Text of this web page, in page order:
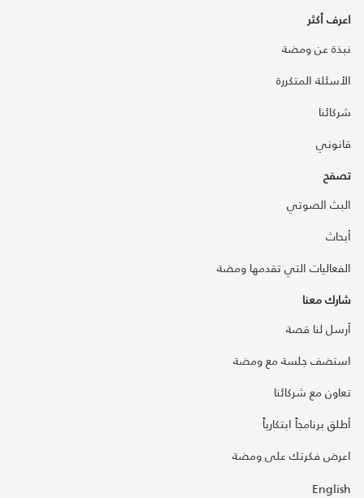
اعرف أكثر
نبذة عن ومضة
الأسئلة المتكررة
شركائنا
قانوني
تصفح
البث الصوتي
أبحاث
الفعاليات التي تقدمها ومضة
شارك معنا
أرسل لنا قصة
استضف جلسة مع ومضة
تعاون مع شركائنا
أطلق برنامجاً ابتكارياً
اعرض فكرتك على ومضة
English